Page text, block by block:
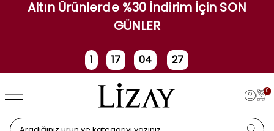
Altın Ürünlerde %30 İndirim İçin SON
GÜNLER
1
Gün
17
Saat
04 26
0